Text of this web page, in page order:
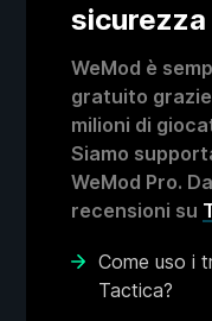
WeMod è
gratuito
milioni di
Siamo
WeMod Pro.
recensioni su
Come uso i
Tactica?